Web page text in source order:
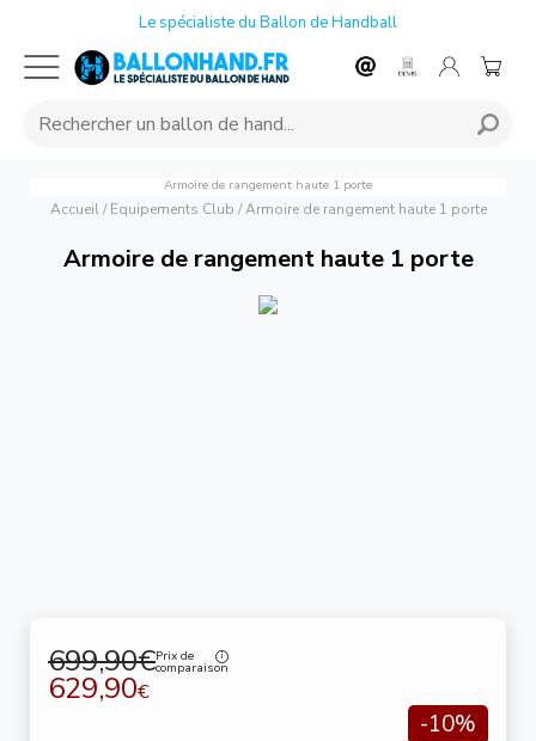
Le spécialiste du Ballon de Handball
Armoire de rangement haute 1 porte
Accueil/ Equipements Club / Armoire de rangement haute 1 porte
Armoire de rangement haute 1 porte
699,90€Prix de
comparaison
629,90€
-10%